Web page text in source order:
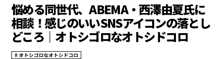
悩める同世代、ABEMA・西澤由夏氏に
相談！感じのいいSNSアイコンの落とし
どころ｜オトシゴロなオトシドコロ
オトシゴロなオトシドコロ